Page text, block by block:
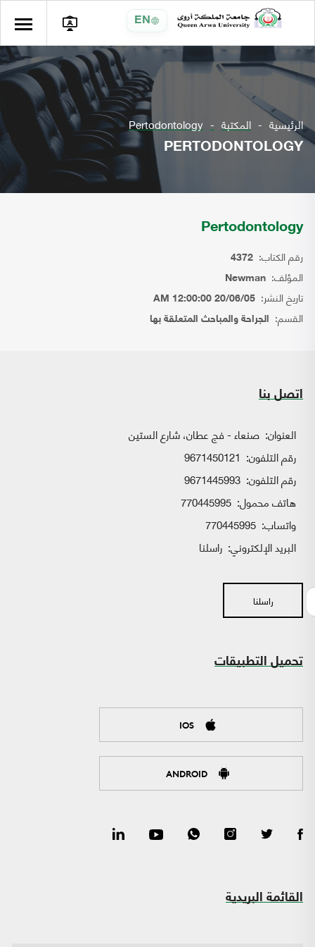
EN
الرئيسية المكتبة Pertodontology
PERTODONTOLOGY
Pertodontology
رقم الكتاب: 4372
المؤلف: Newman
تاريخ النشر: 20/06/05 12:00:00 AM
القسم: الجراحة والمباحث المتعلقة بها
اتصل بنا
العنوان: صنعاء - فج عطان، شارع الستين
رقم التلفون: 9671450121
رقم التلفون: 9671445993
هاتف محمول: 770445995
واتساب:
البريد الإلكتروني: راسلنا
راسلنا
تحميل التطبيقات
IOS
ANDROID
القائمة البريدية